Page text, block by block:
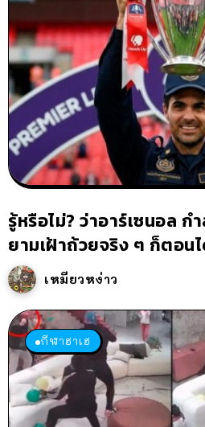
รู้หรือไม่? ว่าอาร์เซนอล ก
ยามเฝ้าถ้วยจริง ๆ ก็ตอน
เหมียวหง่าว
กีฬาฮาเฮ